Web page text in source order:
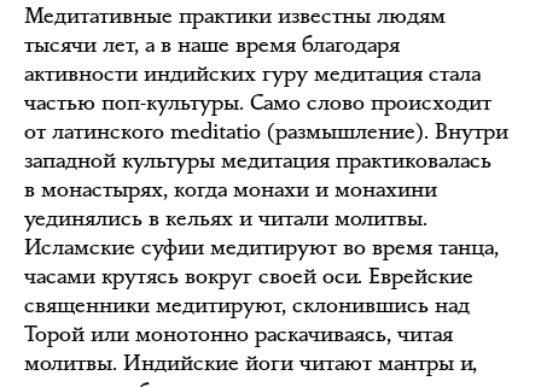
Медитативные практики известны людям
тысячи лет, а в наше время благодаря
активности индийских гуру медитация стала
частью поп-культуры. Само слово происходит
от латинского meditatio (размышление). Внутри
западной культуры медитация практиковалась
в монастырях, когда монахи и монахини
уединялись в кельях и читали молитвы.
Исламские суфии медитируют во время танца,
часами крутясь вокруг своей оси. Еврейские
священники медитируют, склонившись над
Торой или монотонно раскачиваясь, читая
молитвы. Индийские йоги читают мантры и,